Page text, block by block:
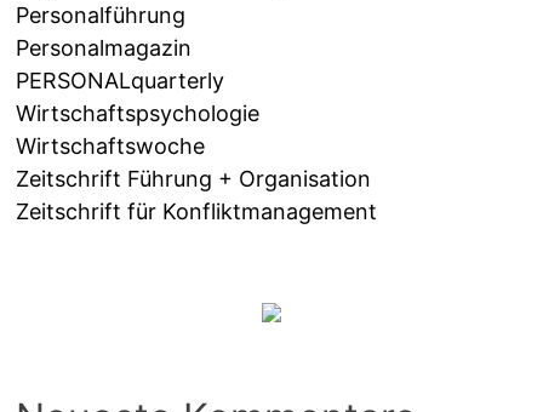
Personalführung
Personalmagazin
PERSONALquarterly
Wirtschaftspsychologie
Wirtschaftswoche
Zeitschrift Führung + Organisation
Zeitschrift für Konfliktmanagement